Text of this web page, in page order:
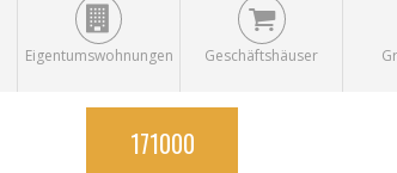
Eigentumswohnungen Geschäftshäuser
IHRE CHANCE!
Gandía, Valencian
171000